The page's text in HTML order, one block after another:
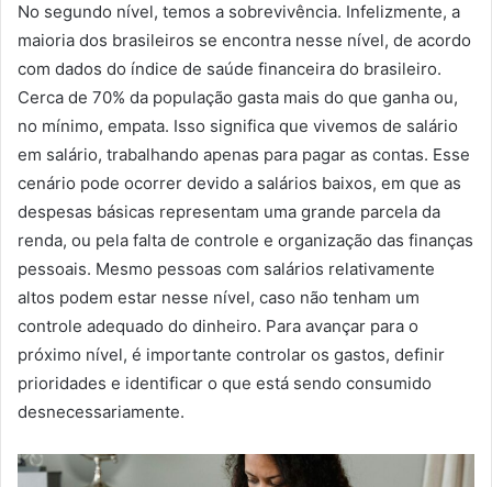
No segundo nível, temos a sobrevivência. Infelizmente, a
maioria dos brasileiros se encontra nesse nível, de acordo
com dados do índice de saúde financeira do brasileiro.
Cerca de 70% da população gasta mais do que ganha ou,
no mínimo, empata. Isso significa que vivemos de salário
em salário, trabalhando apenas para pagar as contas. Esse
cenário pode ocorrer devido a salários baixos, em que as
despesas básicas representam uma grande parcela da
renda, ou pela falta de controle e organização das finanças
pessoais. Mesmo pessoas com salários relativamente
altos podem estar nesse nível, caso não tenham um
controle adequado do dinheiro. Para avançar para o
próximo nível, é importante controlar os gastos, definir
prioridades e identificar o que está sendo consumido
desnecessariamente.